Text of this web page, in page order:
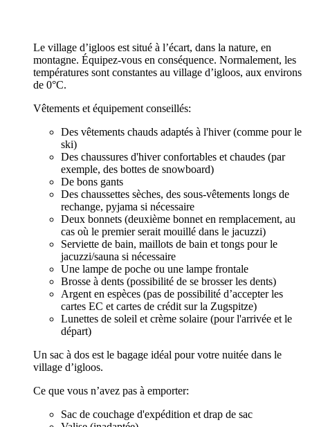
Le village d’igloos est situé à l’écart, dans la nature, en
montagne. Équipez-vous en conséquence. Normalement, les
températures sont constantes au village d’igloos, aux environs
de 0°C.
Vêtements et équipement conseillés:
Des vêtements chauds adaptés à l'hiver (comme pour le
ski)
Des chaussures d'hiver confortables et chaudes (par
exemple, des bottes de snowboard)
De bons gants
Des chaussettes sèches, des sous-vêtements longs de
rechange, pyjama si nécessaire
Deux bonnets (deuxième bonnet en remplacement, au
cas où le premier serait mouillé dans le jacuzzi)
Serviette de bain, maillots de bain et tongs pour le
jacuzzi/sauna si nécessaire
Une lampe de poche ou une lampe frontale
Brosse à dents (possibilité de se brosser les dents)
Argent en espèces (pas de possibilité d’accepter les
cartes EC et cartes de crédit sur la Zugspitze)
Lunettes de soleil et crème solaire (pour l'arrivée et le
départ)
Un sac à dos est le bagage idéal pour votre nuitée dans le
village d’igloos.
Ce que vous n’avez pas à emporter:
Sac de couchage d'expédition et drap de sac